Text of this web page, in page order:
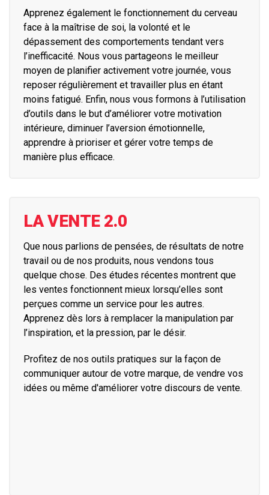
Apprenez également le fonctionnement du cerveau
face à la maîtrise de soi, la volonté et le
dépassement des comportements tendant vers
l’inefficacité. Nous vous partageons le meilleur
moyen de planifier activement votre journée, vous
reposer régulièrement et travailler plus en étant
moins fatigué. Enfin, nous vous formons à l’utilisation
d’outils dans le but d’améliorer votre motivation
intérieure, diminuer l’aversion émotionnelle,
apprendre à prioriser et gérer votre temps de
manière plus efficace.
LA VENTE 2.0
Que nous parlions de pensées, de résultats de notre
travail ou de nos produits, nous vendons tous
quelque chose. Des études récentes montrent que
les ventes fonctionnent mieux lorsqu’elles sont
perçues comme un service pour les autres.
Apprenez dès lors à remplacer la manipulation par
l’inspiration, et la pression, par le désir.
Profitez de nos outils pratiques sur la façon de
communiquer autour de votre marque, de vendre vos
idées ou même d'améliorer votre discours de vente.